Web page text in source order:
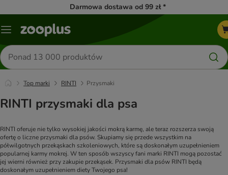
Darmowa dostawa od 99 zł *
Menu
Szukaj
produktów
Top marki RINTI Przysmaki
RINTI przysmaki dla psa
RINTI oferuje nie tylko wysokiej jakości mokrą karmę, ale teraz rozszerza swoją
ofertę o liczne przysmaki dla psów. Skupiamy się przede wszystkim na
półwilgotnych przekąskach szkoleniowych, które są doskonałym uzupełnieniem
popularnej karmy mokrej. W ten sposób wszyscy fani marki RINTI mogą pozostać
jej wierni również przy zakupie przekąsek. Przysmaki dla psów RINTI będą
doskonałym uzupełnieniem diety Twojego psa!